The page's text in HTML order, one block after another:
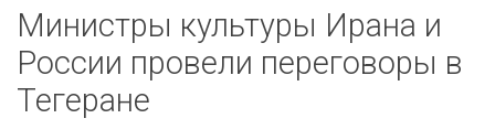
Министры культуры Ирана и
России провели переговоры в
Тегеране